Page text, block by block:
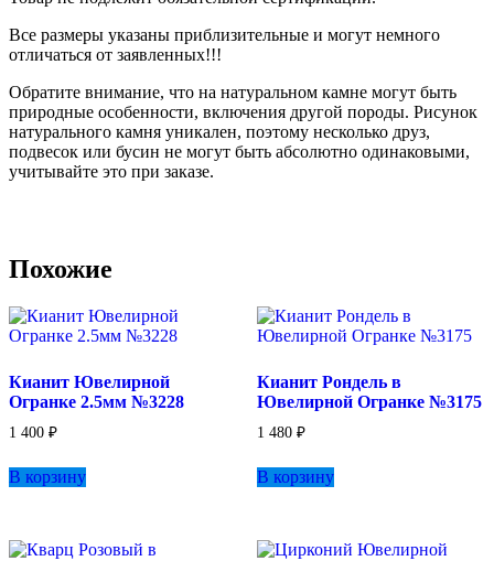
Все размеры указаны приблизительные и могут немного
отличаться от заявленных!!!
Обратите внимание, что на натуральном камне могут быть
природные особенности, включения другой породы. Рисунок
натурального камня уникален, поэтому несколько друз,
подвесок или бусин не могут быть абсолютно одинаковыми,
учитывайте это при заказе.
Похожие
Кианит Ювелирной
Огранке 2.5мм №3228
1 400 ₽
В корзину
Кианит Рондель в
Ювелирной Огранке №3175
1 480 ₽
В корзину